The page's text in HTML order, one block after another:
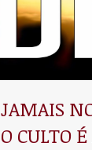
JAMAIS
O CULTO